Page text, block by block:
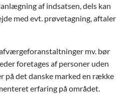
af indsatsen, dels kan
med evt. prøvetagning, aftaler
mv. bør
foretages af personer uden
på det danske marked en række
erfaring på området.